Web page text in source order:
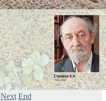
Next End